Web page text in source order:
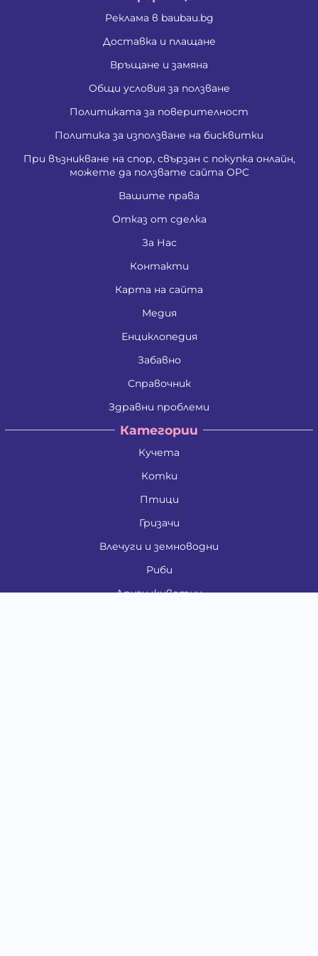
Реклама в baubau.bg
Доставка и плащане
Връщане и замяна
Общи условия за ползване
Политиката за поверителност
Политика за използване на бисквитки
При възникване на спор, свързан с покупка онлайн,
можете да ползвате сайта ОРС
Вашите права
Отказ от сделка
За Нас
Контакти
Карта на сайта
Медия
Енциклопедия
Забавно
Справочник
Здравни проблеми
Категории
Кучета
Котки
Птици
Гризачи
Влечуги и земноводни
Риби
Други животни